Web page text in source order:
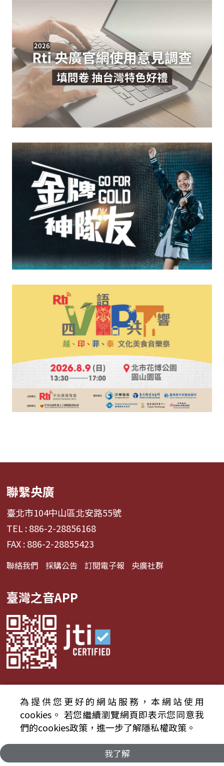
聯繫央廣
臺北市104中山區北安路55號
TEL : 886-2-28856168
FAX : 886-2-28855423
聯絡我們 採購公告 訂閱電子報 央廣社群
臺灣之音APP
© 2024財團法人中央廣播電臺 版權所有
資通安全政策聲明
服務條款 隱私權條款
為提供您更好的網站服務，本網站使用
cookies。 若您繼續瀏覽網頁即表示您同意我
們的cookies政策，進一步了解隱私權政策。
我了解